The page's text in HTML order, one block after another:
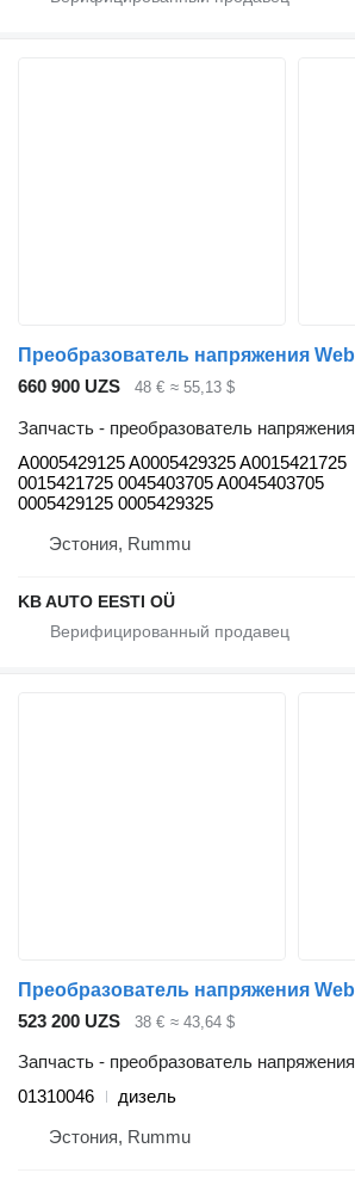
660 900 UZS 48 € ≈ 55,13 $
Запчасть - преобразователь напряжения
A0005429125 A0005429325 A0015421725
0015421725 0045403705 A0045403705
0005429125 0005429325
Эстония, Rummu
KB AUTO EESTI OÜ
523 200 UZS 38 € ≈ 43,64 $
Запчасть - преобразователь напряжения
01310046
дизель
Эстония, Rummu